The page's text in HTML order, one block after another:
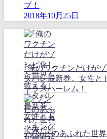
ブ！
2018年10月25日
｢俺のワクチンだけが
タバレ最新巻。女性と
ャラスハーレム！
｢ゾンビのあふれた世